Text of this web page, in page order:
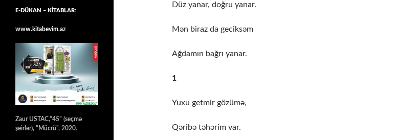
Düz yanar, doğru yanar.
Mən biraz da geciksəm
Ağdamın bağrı yanar.
1
Yuxu getmir gözümə,
Qəribə təhərim var.
E-DÜKAN – KİTABLAR:
www.kitabevim.az
Zaur USTAC,“45” (seçmə
şeirlər), “Mücrü”, 2020.